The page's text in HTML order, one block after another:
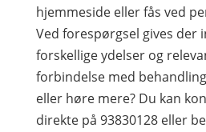
hjemmeside eller fås ved
Ved forespørgsel gives der
forskellige ydelser og
forbindelse med
eller høre mere? Du kan
direkte på 93830128 eller